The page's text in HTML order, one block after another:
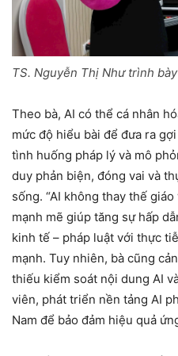
TS. Nguyễn Thị Như trình
Theo bà, AI có thể cá nhân
mức độ hiểu bài để đưa ra
tình huống pháp lý và mô
duy phản biện, đóng vai và
sống. “AI không thay thế
mạnh mẽ giúp tăng sự hấp
kinh tế – pháp luật với thực
mạnh. Tuy nhiên, bà cũng
thiếu kiểm soát nội dung AI
viên, phát triển nền tảng AI
Nam để bảo đảm hiệu quả